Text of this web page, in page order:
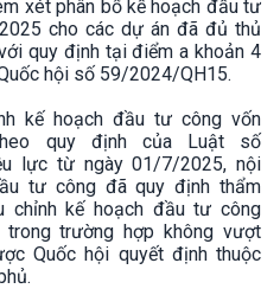
xét phân bổ kế hoạch đầu tư
cho các dự án đã đủ thủ
quy định tại điểm a khoản 4
hội số 59/2024/QH15.
kế hoạch đầu tư công vốn
quy định của Luật số
lực từ ngày 01/7/2025, nội
tư công đã quy định thẩm
chỉnh kế hoạch đầu tư công
trong trường hợp không vượt
Quốc hội quyết định thuộc